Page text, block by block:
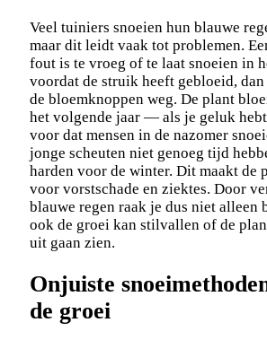
Veel tuiniers snoeien hun blauwe
maar dit leidt vaak tot problemen.
fout is te vroeg of te laat snoeien in
voordat de struik heeft gebloeid,
de bloemknoppen weg. De plant
het volgende jaar — als je geluk
voor dat mensen in de nazomer
jonge scheuten niet genoeg tijd
harden voor de winter. Dit maakt de
voor vorstschade en ziektes. Door
blauwe regen raak je dus niet alleen
ook de groei kan stilvallen of de
uit gaan zien.
Onjuiste
de groei